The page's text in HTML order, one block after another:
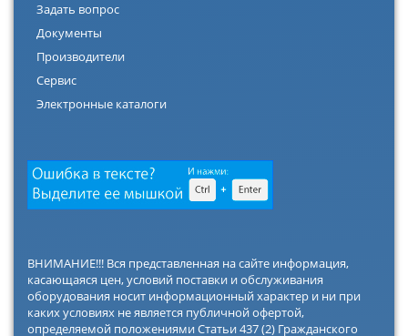
Задать вопрос
Документы
Производители
Сервис
Электронные каталоги
ВНИМАНИЕ!!! Вся представленная на сайте информация,
касающаяся цен, условий поставки и обслуживания
оборудования носит информационный характер и ни при
каких условиях не является публичной офертой,
определяемой положениями Статьи 437 (2) Гражданского